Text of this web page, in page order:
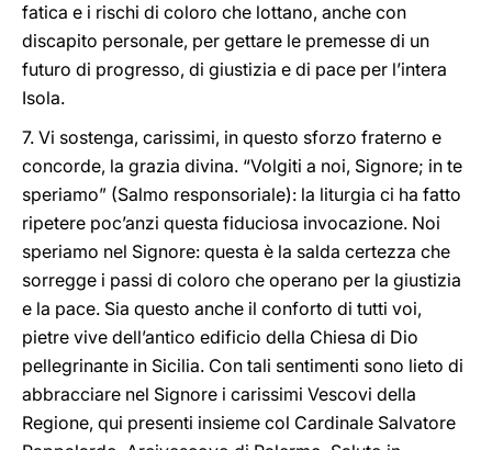
fatica e i rischi di coloro che lottano, anche con
discapito personale, per gettare le premesse di un
futuro di progresso, di giustizia e di pace per l’intera
Isola.
7. Vi sostenga, carissimi, in questo sforzo fraterno e
concorde, la grazia divina. “Volgiti a noi, Signore; in te
speriamo” (Salmo responsoriale): la liturgia ci ha fatto
ripetere poc’anzi questa fiduciosa invocazione. Noi
speriamo nel Signore: questa è la salda certezza che
sorregge i passi di coloro che operano per la giustizia
e la pace. Sia questo anche il conforto di tutti voi,
pietre vive dell’antico edificio della Chiesa di Dio
pellegrinante in Sicilia. Con tali sentimenti sono lieto di
abbracciare nel Signore i carissimi Vescovi della
Regione, qui presenti insieme col Cardinale Salvatore